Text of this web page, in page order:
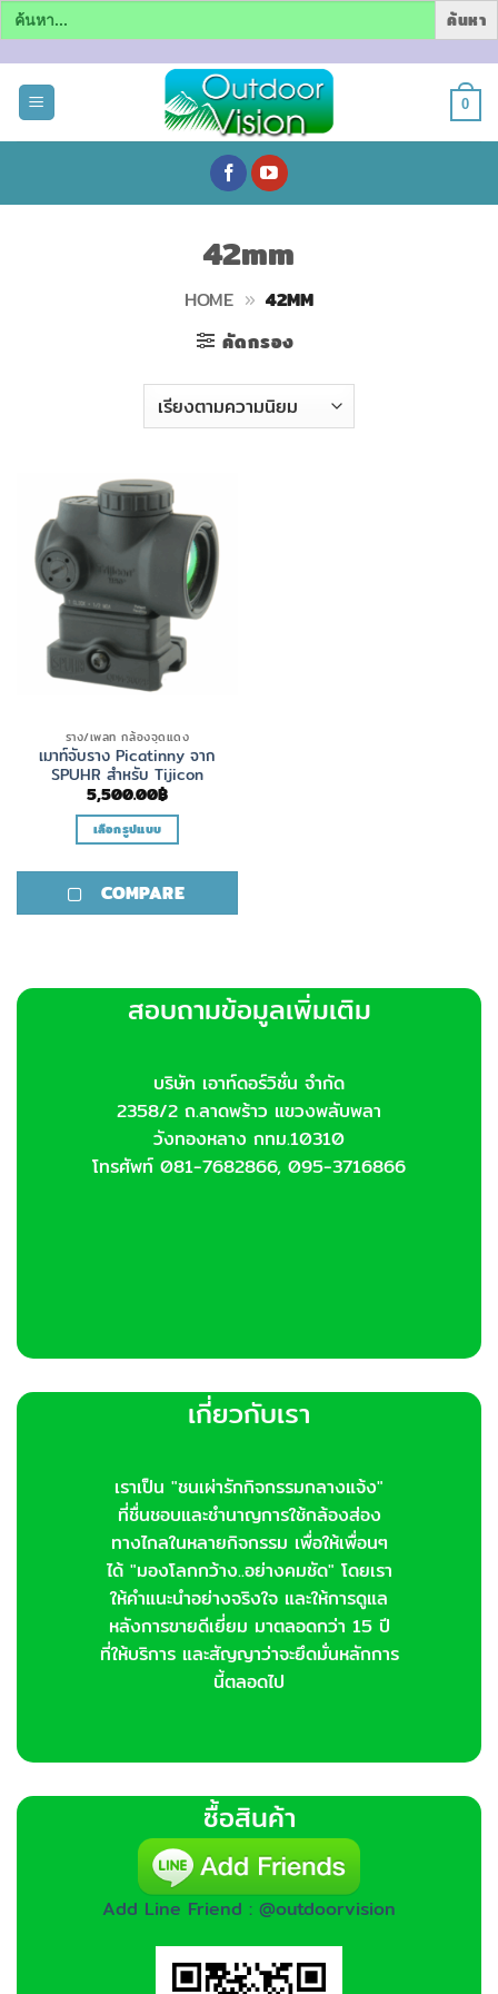
Search
for:
0
42mm
HOME » 42MM
คัดกรอง
ราง/เพลท กล้องจุดแดง
เมาท์จับราง Picatinny จาก
SPUHR สำหรับ Tijicon
5,500.00฿
เลือกรูปแบบ
product
has
options
may
the
product
page
COMPARE
สอบถามข้อมูลเพิ่มเติม
บริษัท เอาท์ดอร์วิชั่น จำกัด
2358/2 ถ.ลาดพร้าว แขวงพลับพลา
วังทองหลาง กทม.10310
โทรศัพท์ 081-7682866, 095-3716866
เกี่ยวกับเรา
เราเป็น "ชนเผ่ารักกิจกรรมกลางแจ้ง"
ที่ชื่นชอบและชำนาญการใช้กล้องส่อง
ทางไกลในหลายกิจกรรม เพื่อให้เพื่อนๆ
ได้ "มองโลกกว้าง..อย่างคมชัด" โดยเรา
ให้คำแนะนำอย่างจริงใจ และให้การดูแล
หลังการขายดีเยี่ยม มาตลอดกว่า 15 ปี
ที่ให้บริการ และสัญญาว่าจะยึดมั่นหลักการ
นี้ตลอดไป
ซื้อสินค้า
Add Line Friend : @outdoorvision